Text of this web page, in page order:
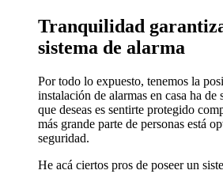
Tranquilidad
sistema de alarma
Por todo lo expuesto, tenemos la
instalación de alarmas en casa ha de
que deseas es sentirte protegido
más grande parte de personas está
seguridad.
He acá ciertos pros de poseer un